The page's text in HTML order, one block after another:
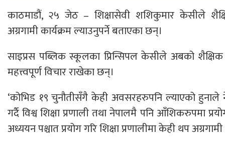
काठमाडौं, २५ जेठ – शिक्षासेवी शशिकुमार केसीले
अग्रगामी कार्यक्रम ल्याउनुपर्ने बताएका छन्।
साइप्रस पब्लिक स्कूलका प्रिन्सिपल केसीले अबको शैक्षिक
महत्त्वपूर्ण विचार राखेका छन्।
‘कोभिड १९ चुनौतीसँगै केही अवसरहरुपनि ल्याएको
गर्दै विश्व शिक्षा प्रणाली तथा नेपालमै पनि आँशिकरुपमा
अध्ययन पश्चात प्रयोग गरि शिक्षा प्रणालीमा केही थप